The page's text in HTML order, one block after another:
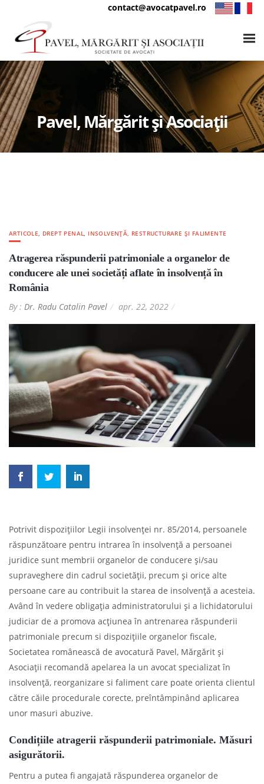
contact@avocatpavel.ro
Pavel, Mărgărit și Asociații
ARTICOLE, DREPT PENAL, INSOLVENȚĂ, RESTRUCTURARE ȘI FALIMENTE
Atragerea răspunderii patrimoniale a organelor de
conducere ale unei societăți aflate în insolvență în
România
By : Dr. Radu Catalin Pavel apr. 22, 2022
Potrivit dispozițiilor Legii insolvenței nr. 85/2014, persoanele
răspunzătoare pentru intrarea în insolvență a persoanei
juridice sunt membrii organelor de conducere și/sau
supraveghere din cadrul societății, precum și orice alte
persoane care au contribuit la starea de insolvență a acesteia.
Având în vedere obligația administratorului și a lichidatorului
judiciar de a promova acțiunea în antrenarea răspunderii
patrimoniale precum si dispozițiile organelor fiscale,
Societatea românească de avocatură Pavel, Mărgărit și
Asociații recomandă apelarea la un avocat specializat în
insolvență, reorganizare si faliment care poate orienta clientul
către căile procedurale corecte, preîntâmpinând aplicarea
unor masuri abuzive.
Condițiile atragerii răspunderii patrimoniale. Măsuri
asigurătorii.
Pentru a putea fi angajată răspunderea organelor de